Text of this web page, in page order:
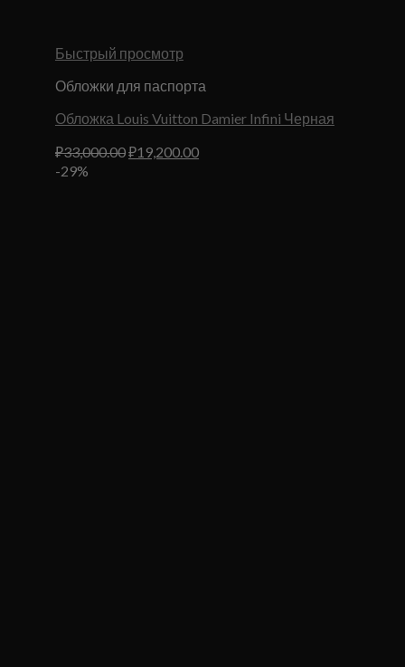
Быстрый просмотр
Обложки для паспорта
Обложка Louis Vuitton Damier Infini Черная
₽33,000.00Первоначальная
₽19,200.00Текущая
-29%